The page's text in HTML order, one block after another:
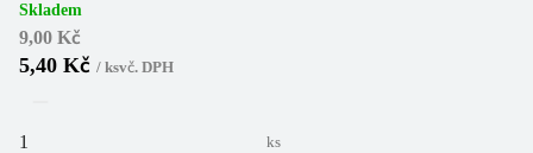
Skladem
9,00 Kč
5,40 Kč / ksvč. DPH
ks